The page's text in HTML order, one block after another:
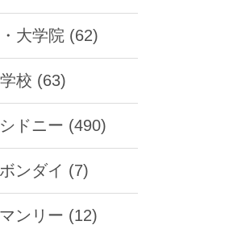
大学院 (62)
校 (63)
ドニー (490)
ンダイ (7)
ンリー (12)